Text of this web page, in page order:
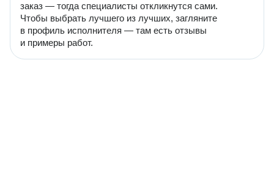
заказ — тогда специалисты откликнутся сами.
Чтобы выбрать лучшего из лучших, загляните
в профиль исполнителя — там есть отзывы
и примеры работ.